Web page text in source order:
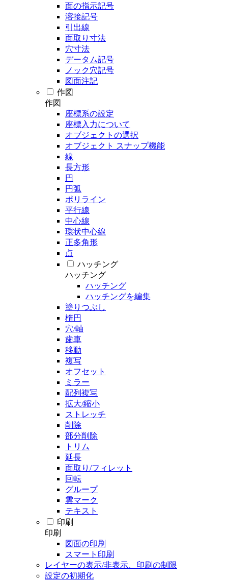
面の指示記号
溶接記号
引出線
面取り寸法
穴寸法
データム記号
ノック穴記号
図面注記
作図
作図
座標系の設定
座標入力について
オブジェクトの選択
オブジェクト スナップ機能
線
長方形
円
円弧
ポリライン
平行線
中心線
環状中心線
正多角形
点
ハッチング
ハッチング
ハッチング
ハッチングを編集
塗りつぶし
楕円
穴/軸
歯車
移動
複写
オフセット
ミラー
配列複写
拡大/縮小
ストレッチ
削除
部分削除
トリム
延長
面取り/フィレット
回転
グループ
雲マーク
テキスト
印刷
印刷
図面の印刷
スマート印刷
レイヤーの表示/非表示、印刷の制限
設定の初期化